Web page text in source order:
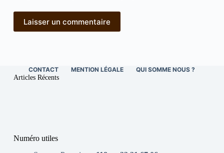
Laisser un commentaire
CONTACT MENTION LÉGALE QUI SOMME NOUS ?
Articles Récents
Numéro utiles